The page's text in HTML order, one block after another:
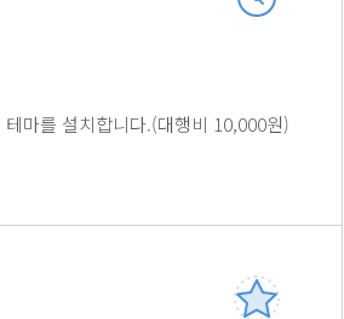
마를 설치합니다.(대행비 10,000원)